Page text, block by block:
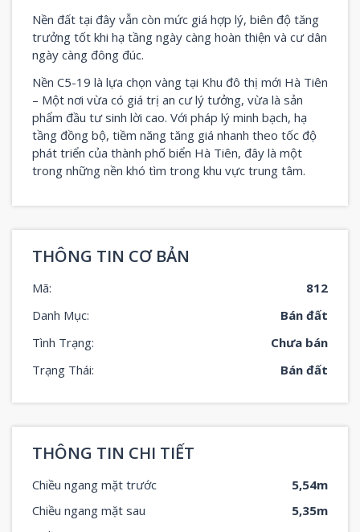
Nền đất tại đây vẫn còn mức giá hợp lý, biên độ tăng
trưởng tốt khi hạ tầng ngày càng hoàn thiện và cư dân
ngày càng đông đúc.
Nền C5-19 là lựa chọn vàng tại Khu đô thị mới Hà Tiên
– Một nơi vừa có giá trị an cư lý tưởng, vừa là sản
phẩm đầu tư sinh lời cao. Với pháp lý minh bạch, hạ
tầng đồng bộ, tiềm năng tăng giá nhanh theo tốc độ
phát triển của thành phố biển Hà Tiên, đây là một
trong những nền khó tìm trong khu vực trung tâm.
THÔNG TIN CƠ BẢN
Mã:
812
Danh Mục:
Bán đất
Tình Trạng:
Chưa bán
Trạng Thái:
Bán đất
THÔNG TIN CHI TIẾT
Chiều ngang mặt trước
5,54m
Chiều ngang mặt sau
5,35m